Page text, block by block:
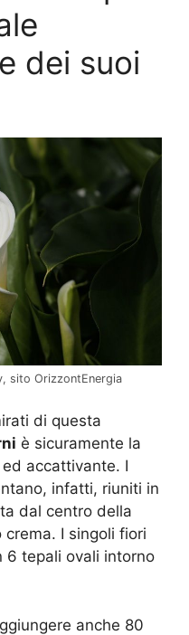
dei suoi
sito OrizzontEnergia
di questa
è sicuramente la
accattivante. I
infatti, riuniti in
dal centro della
I singoli fiori
6 tepali ovali intorno
anche 80